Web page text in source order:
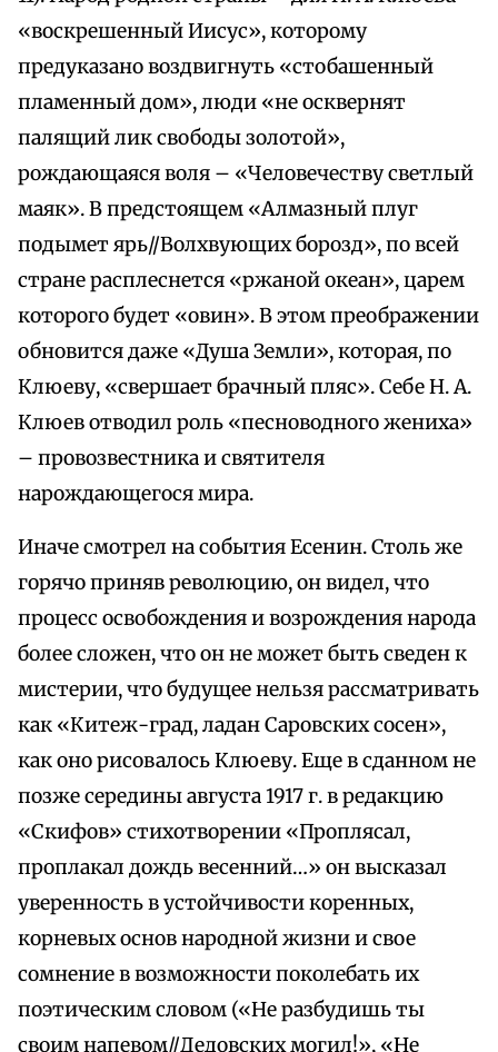
«воскрешенный Иисус», которому
предуказано воздвигнуть «стобашенный
пламенный дом», люди «не осквернят
палящий лик свободы золотой»,
рождающаяся воля – «Человечеству светлый
маяк». В предстоящем «Алмазный плуг
подымет ярь//Волхвующих борозд», по всей
стране расплеснется «ржаной океан», царем
которого будет «овин». В этом преображении
обновится даже «Душа Земли», которая, по
Клюеву, «свершает брачный пляс». Себе Н. А.
Клюев отводил роль «песноводного жениха»
– провозвестника и святителя
нарождающегося мира.
Иначе смотрел на события Есенин. Столь же
горячо приняв революцию, он видел, что
процесс освобождения и возрождения народа
более сложен, что он не может быть сведен к
мистерии, что будущее нельзя рассматривать
как «Китеж-град, ладан Саровских сосен»,
как оно рисовалось Клюеву. Еще в сданном не
позже середины августа 1917 г. в редакцию
«Скифов» стихотворении «Проплясал,
проплакал дождь весенний…» он высказал
уверенность в устойчивости коренных,
корневых основ народной жизни и свое
сомнение в возможности поколебать их
поэтическим словом («Не разбудишь ты
своим напевом//Дедовских могил!», «Не